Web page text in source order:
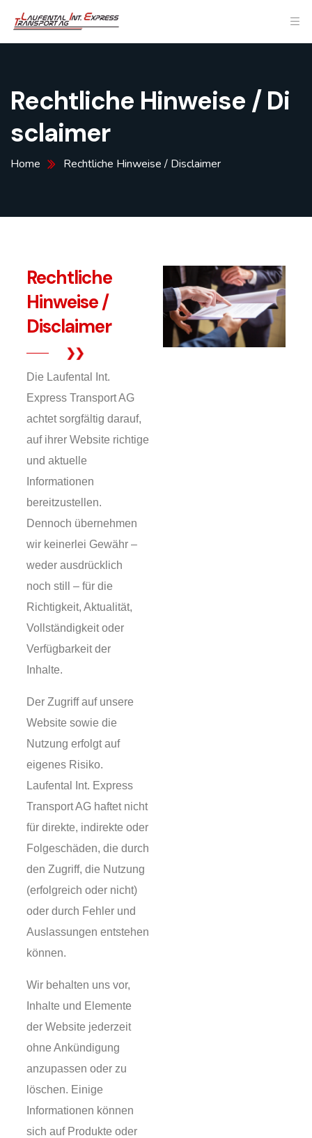
Rechtliche Hinweise / Di
sclaimer
Home Rechtliche Hinweise / Disclaimer
Rechtliche
Hinweise /
Disclaimer
Die Laufental Int.
Express Transport AG
achtet sorgfältig darauf,
auf ihrer Website richtige
und aktuelle
Informationen
bereitzustellen.
Dennoch übernehmen
wir keinerlei Gewähr –
weder ausdrücklich
noch still – für die
Richtigkeit, Aktualität,
Vollständigkeit oder
Verfügbarkeit der
Inhalte.
Der Zugriff auf unsere
Website sowie die
Nutzung erfolgt auf
eigenes Risiko.
Laufental Int. Express
Transport AG haftet nicht
für direkte, indirekte oder
Folgeschäden, die durch
den Zugriff, die Nutzung
(erfolgreich oder nicht)
oder durch Fehler und
Auslassungen entstehen
können.
Wir behalten uns vor,
Inhalte und Elemente
der Website jederzeit
ohne Ankündigung
anzupassen oder zu
löschen. Einige
Informationen können
sich auf Produkte oder